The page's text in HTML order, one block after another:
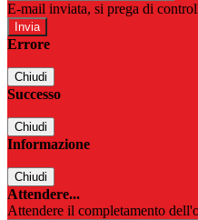
E-mail inviata, si prega di
Errore
Chiudi
Successo
Chiudi
Informazione
Chiudi
Attendere...
Attendere il completamento